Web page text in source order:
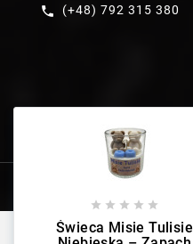
    
Świeca Misie Tulisie
call (+48) 792 315 380